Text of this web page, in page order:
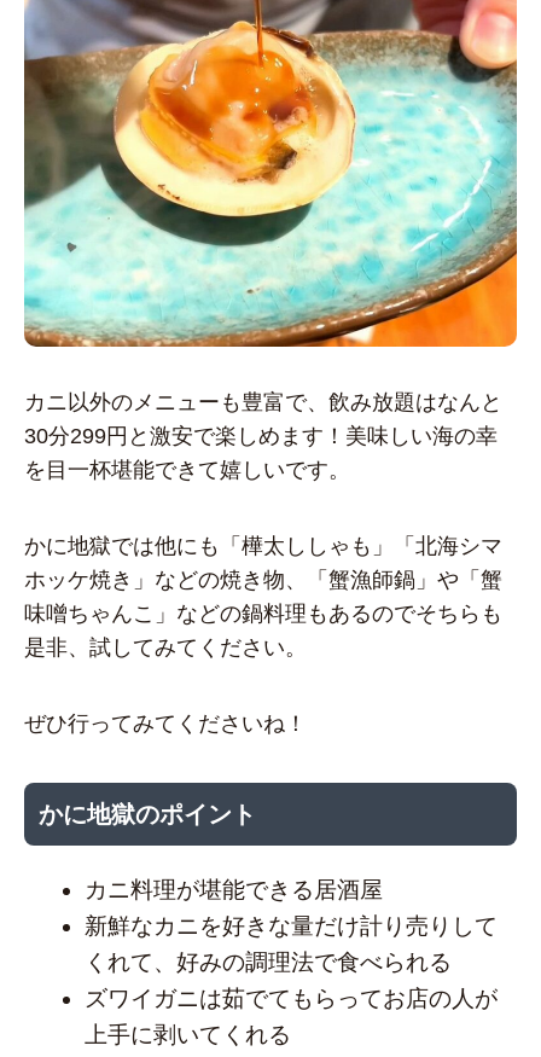
カニ以外のメニューも豊富で、飲み放題はなんと
30分299円と激安で楽しめます！美味しい海の幸
を目一杯堪能できて嬉しいです。
かに地獄では他にも「樺太ししゃも」「北海シマ
ホッケ焼き」などの焼き物、「蟹漁師鍋」や「蟹
味噌ちゃんこ」などの鍋料理もあるのでそちらも
是非、試してみてください。
ぜひ行ってみてくださいね！
かに地獄のポイント
カニ料理が堪能できる居酒屋
新鮮なカニを好きな量だけ計り売りして
くれて、好みの調理法で食べられる
ズワイガニは茹でてもらってお店の人が
上手に剥いてくれる